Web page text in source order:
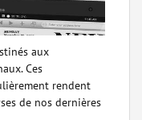
aux
Ces
rendent
de nos dernières